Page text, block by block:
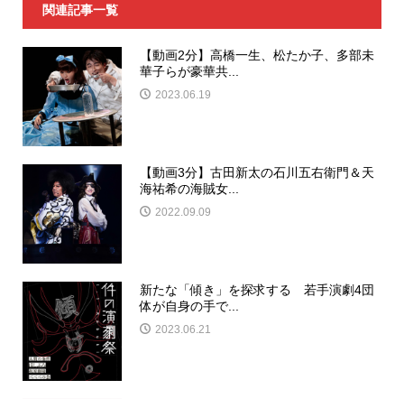
関連記事一覧
【動画2分】高橋一生、松たか子、多部未
華子らが豪華共...
2023.06.19
【動画3分】古田新太の石川五右衛門＆天
海祐希の海賊女...
2022.09.09
新たな「傾き」を探求する 若手演劇4団
体が自身の手で...
2023.06.21